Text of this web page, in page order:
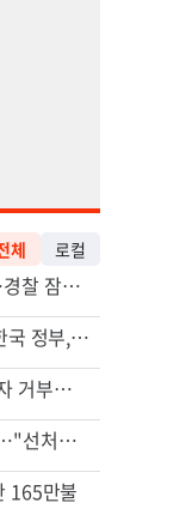
체 로컬
신호위반 후 달아난 배달기사…경찰 잠복해 잡고보니 ‘반전’
"65세 복수국적 빗장 푸나"... 한국 정부, 연령 완화 전면 추진
서류 하나만 빠져도 영주권·비자 거부…심사관 재량권 대폭 확대
한인 남성, 처형 상대로 성범죄…"선처해줬더니 배신자 취급"
165만불